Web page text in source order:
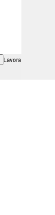
Lavora con noi